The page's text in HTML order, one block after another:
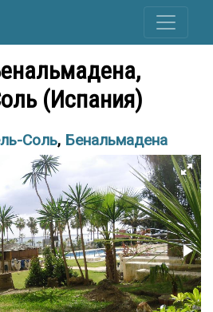
(Испания)
Соль, Бенальмадена